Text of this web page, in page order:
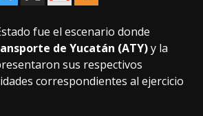
fue el escenario donde
de Yucatán (ATY)y la
sus respectivos
correspondientes al ejercicio